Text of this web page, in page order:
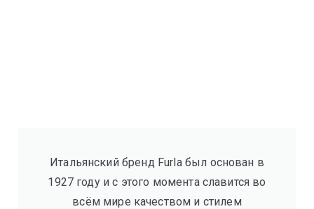
Итальянский бренд Furla был основан в
1927 году и с этого момента славится во
всём мире качеством и стилем